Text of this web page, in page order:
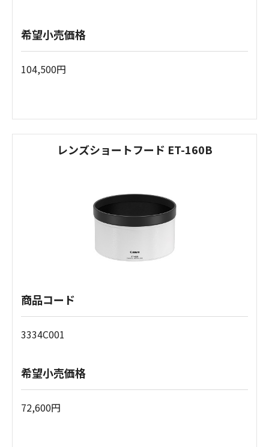
希望小売価格
104,500円
レンズショートフード ET-160B
商品コード
3334C001
希望小売価格
72,600円